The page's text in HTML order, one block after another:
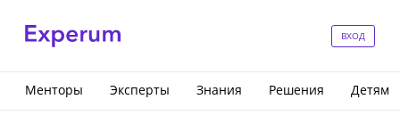
ВХОД
Менторы Эксперты Знания Решения Детям